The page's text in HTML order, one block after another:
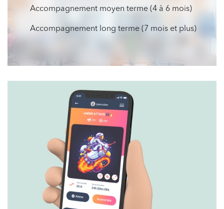
Accompagnement moyen terme (4 à 6 mois)
Accompagnement long terme (7 mois et plus)